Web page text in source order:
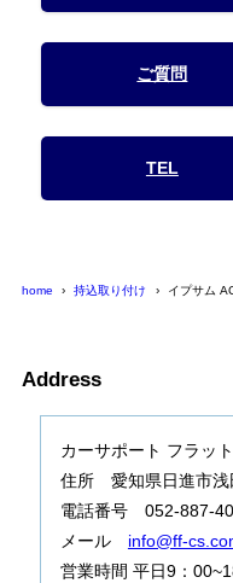
ご質問
TEL
home 持込取り付け イプサム
Address
カーサポート フラッ
住所 愛知県日進市浅
電話番号 052-887-
メール info@ff-
営業時間 平日9：